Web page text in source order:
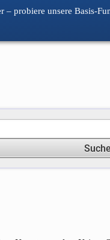
probiere unsere Basis-